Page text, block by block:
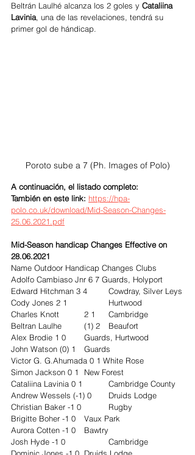
Beltrán Laulhé alcanza los 2 goles y Cataliina
Lavinia, una de las revelaciones, tendrá su
primer gol de hándicap.
Poroto sube a 7 (Ph. Images of Polo)
A continuación, el listado completo:
También en este link: https://hpa-
polo.co.uk/download/Mid-Season-Changes-
25.06.2021.pdf
Mid-Season handicap Changes Effective on
28.06.2021
Name Outdoor Handicap Changes Clubs
Adolfo Cambiaso Jnr 6 7 Guards, Holyport
Edward Hitchman 3 4 	Cowdray, Silver Leys
Cody Jones 2 1	 	Hurtwood
Charles Knott 	2 1 	Cambridge
Beltran Laulhe 	(1) 2 	Beaufort
Alex Brodie 1 0 	Guards, Hurtwood
John Watson (0) 1 	Guards
Victor G. G.Ahumada 0 1 White Rose
Simon Jackson 0 1 	New Forest
Cataliina Lavinia 0 1 	Cambridge County
Andrew Wessels (-1) 0 	Druids Lodge
Christian Baker -1 0 	Rugby
Brigitte Boher -1 0 	Vaux Park
Aurora Cotten -1 0 	Bawtry
Josh Hyde -1 0 		Cambridge